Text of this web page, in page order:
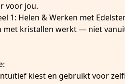
voor jou.
1: Helen & Werken met
met kristallen werkt — niet
kiest en gebruikt voor